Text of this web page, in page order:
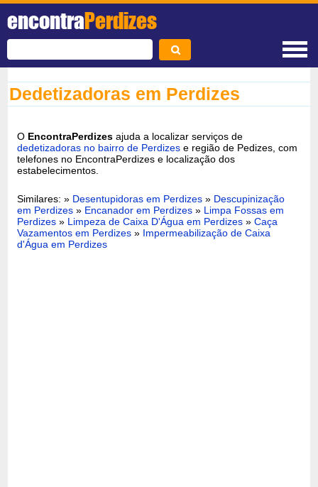
encontraPerdizes
Dedetizadoras em Perdizes
O EncontraPerdizes ajuda a localizar serviços de
dedetizadoras no bairro de Perdizes e região de Pedizes, com
telefones no EncontraPerdizes e localização dos
estabelecimentos.
Similares: » Desentupidoras em Perdizes» Descupinização
em Perdizes» Encanador em Perdizes » Limpa Fossas em
Perdizes » Limpeza de Caixa D'Água em Perdizes »Caça
Vazamentos em Perdizes » Impermeabilização de Caixa
d'Água em Perdizes